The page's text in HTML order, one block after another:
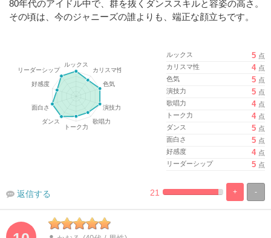
80年代のアイドル中で、群を抜くダンススキルと容姿の高さ。
その頃は、今のジャニーズの誰よりも、端正な顔立ちです。
ルックス 5 点
カリスマ性
4 点
色気
5 点
演技力
5 点
歌唱力
4 点
トーク力
4 点
ダンス
5 点
面白さ
5 点
好感度
4 点
リーダーシップ
5 点
-
+
%
100%
21
返信する